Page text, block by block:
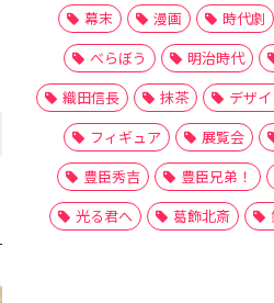
幕末
漫画 時代劇
べらぼう
明治時代
織田信長
抹茶 デザ
フィギュア
展覧会
豊臣秀吉
豊臣兄弟！
光る君へ
葛飾北斎